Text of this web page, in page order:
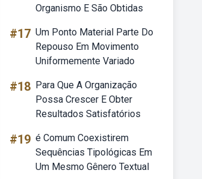
Organismo E São Obtidas
#17 Um Ponto Material Parte Do
Repouso Em Movimento
Uniformemente Variado
#18 Para Que A Organização
Possa Crescer E Obter
Resultados Satisfatórios
#19 é Comum Coexistirem
Sequências Tipológicas Em
Um Mesmo Gênero Textual